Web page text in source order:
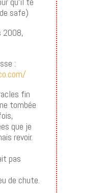
safe)
2008,
:
fin
tombée
que je
revoir.
pas
de chute.